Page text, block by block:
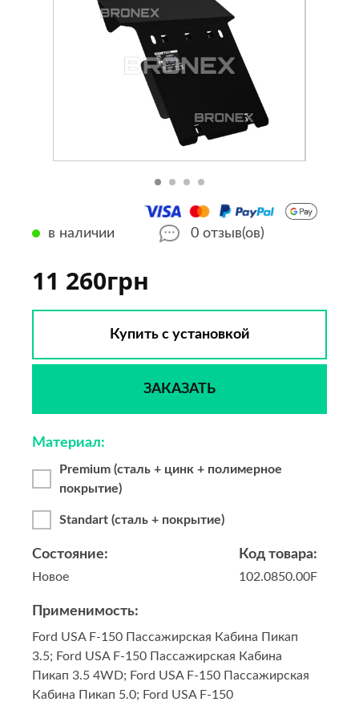
11 260грн
Купить с установкой
ЗАКАЗАТЬ
в наличии 0 отзыв(ов)
Код товара:
102.0850.00F
Состояние:
Новое
Материал:
Premium (сталь + цинк + полимерное
покрытие)
Standart (сталь + покрытие)
Применимость:
Ford USA F-150 Пассажирская Кабина Пикап
3.5; Ford USA F-150 Пассажирская Кабина
Пикап 3.5 4WD; Ford USA F-150 Пассажирская
Кабина Пикап 5.0; Ford USA F-150